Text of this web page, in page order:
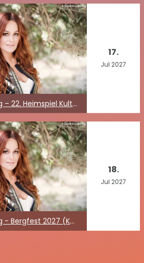
Andrea Berg – 22. Heimspiel Kult Open Air 2027
17.
Jul 2027
Andrea Berg - Bergfest 2027 (Kein Konzert)
18.
Jul 2027